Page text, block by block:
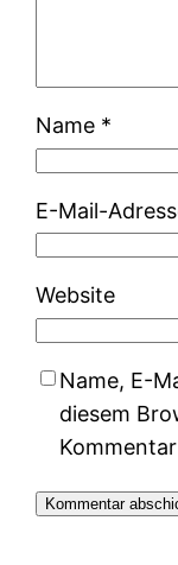
Name *
E-Mail-
Website
Name, E-
diesem